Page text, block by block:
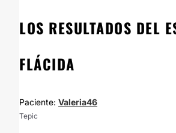
LOS RESULTADOS DEL
FLÁCIDA
Paciente: Valeria46
Tepic